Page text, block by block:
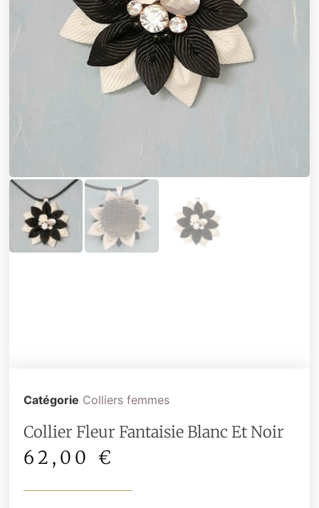
Catégorie Colliers femmes
Collier Fleur Fantaisie Blanc Et Noir
62,00 €